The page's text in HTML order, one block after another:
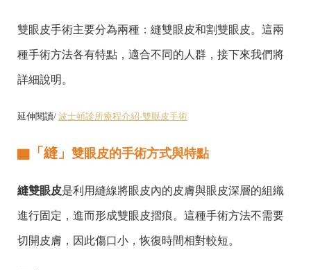
雙眼皮手術主要分為兩種：縫雙眼皮和割雙眼皮。這兩
種手術方法各有特點，適合不同的人群，接下來我們將
詳細說明。
延伸閱讀/ 波士頓診所療程介紹-雙眼皮手術
▇ 「縫」 雙眼皮的手術方式與特點
縫雙眼皮是利用縫線將眼皮內的皮膚與眼皮深層的組織
進行固定，進而形成雙眼皮摺痕。這種手術方法不需要
切開皮膚，因此傷口小，恢復時間相對較短。